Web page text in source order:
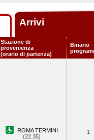
Arrivi
Stazione di
provenienza
(orario di partenza)
Binario
ROMA TERMINI
(22.35)
1